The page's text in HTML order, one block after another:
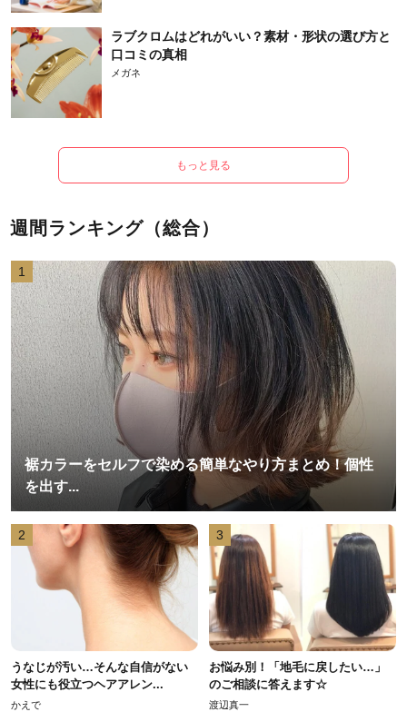
ラブクロムはどれがいい？素材・形状の選び方と
口コミの真相
メガネ
もっと見る
週間ランキング（総合）
1
裾カラーをセルフで染める簡単なやり方まとめ！個性
を出す...
2
うなじが汚い…そんな自信がない
女性にも役立つヘアアレン...
かえで
3
お悩み別！「地毛に戻したい…」
のご相談に答えます☆
渡辺真一